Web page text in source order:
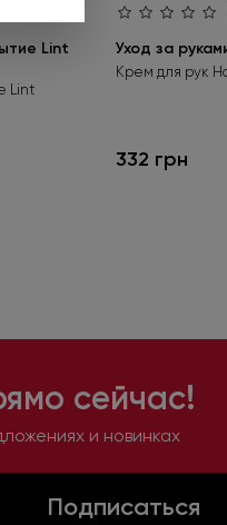
Lint
Lint
Уход за
Крем для рук
332 грн
сейчас!
и новинках
Подписаться